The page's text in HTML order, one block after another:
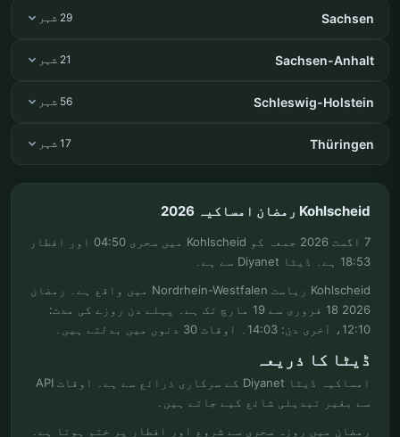
Sachsen 29 شہر
Sachsen-Anhalt 21 شہر
Schleswig-Holstein 56 شہر
Thüringen 17 شہر
Kohlscheid رمضان امساکیہ 2026
7 اگست 2026 جمعہ کو Kohlscheid میں سحری 04:50 اور افطار
18:53 ہے۔ ڈیٹا Diyanet سے ہے۔
Kohlscheid ریاست Nordrhein-Westfalen میں واقع ہے۔ رمضان
2026 18 فروری سے 19 مارچ تک ہے۔ پہلے دن روزے کی مدت:
12:10، آخری دن: 14:03۔ اوقات 30 دنوں میں بدلتے ہیں۔
ڈیٹا کا ذریعہ
امساکیہ ڈیٹا Diyanet کے سرکاری ذرائع سے ہے۔ اوقات API
سے بغیر تبدیلی شائع کیے جاتے ہیں۔
رمضان میں روزہ سحری سے شروع اور افطار پر ختم ہوتا ہے۔